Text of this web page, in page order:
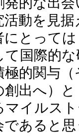
活動を見
にとって
て国際的
極的関与
創出へ）
マイルス
であると